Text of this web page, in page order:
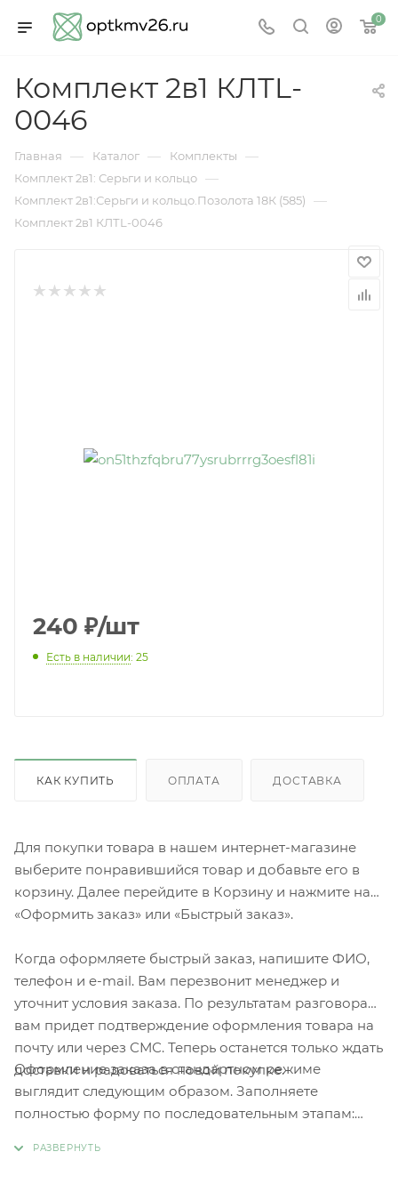
0
Комплект 2в1 КЛТL-
0046
Главная — Каталог — Комплекты —
Комплект 2в1: Серьги и кольцо —
Комплект 2в1:Серьги и кольцо.Позолота 18К (585) —
Комплект 2в1 КЛТL-0046
240 ₽/шт
Есть в наличии: 25
КАК КУПИТЬ ОПЛАТА ДОСТАВКА
Для покупки товара в нашем интернет-магазине
выберите понравившийся товар и добавьте его в
корзину. Далее перейдите в Корзину и нажмите на
«Оформить заказ» или «Быстрый заказ».
Когда оформляете быстрый заказ, напишите ФИО,
телефон и e-mail. Вам перезвонит менеджер и
уточнит условия заказа. По результатам разговора
вам придет подтверждение оформления товара на
почту или через СМС. Теперь останется только ждать
доставки и радоваться новой покупке.
Оформление заказа в стандартном режиме
выглядит следующим образом. Заполняете
полностью форму по последовательным этапам: